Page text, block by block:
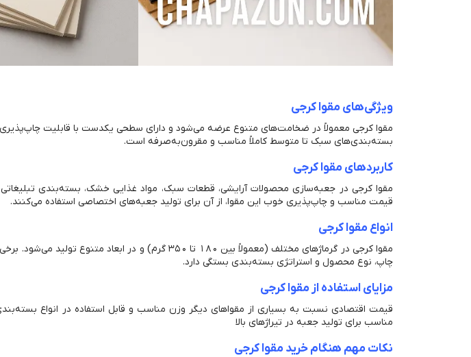
ویژگی‌های مقوا کرجی
مقوا کرجی معمولاً در ضخامت‌های متنوع عرضه می‌شود و دارای سطحی یکدست با قابلیت
بسته‌بندی‌های سبک تا متوسط کاملاً مناسب و مقرون‌به‌صرفه است.
کاربردهای مقوا کرجی
مقوا کرجی در جعبه‌سازی محصولات آرایشی، قطعات سبک، مواد غذایی خشک، بسته‌بندی
قیمت مناسب و چاپ‌پذیری خوب این مقوا، از آن برای تولید جعبه‌های اختصاصی استفاده می‌کنند.
انواع مقوا کرجی
مقوا کرجی در گرماژهای مختلف (معمولاً بین ۱۸۰ تا ۳۵۰
چاپ، نوع محصول و استراتژی بسته‌بندی بستگی دارد.
مزایای استفاده از مقوا کرجی
قیمت اقتصادی نسبت به بسیاری از مقواهای دیگر وزن مناسب و قابل استفاده در انواع
مناسب برای تولید جعبه در تیراژهای بالا
نکات مهم هنگام خرید مقوا کرجی